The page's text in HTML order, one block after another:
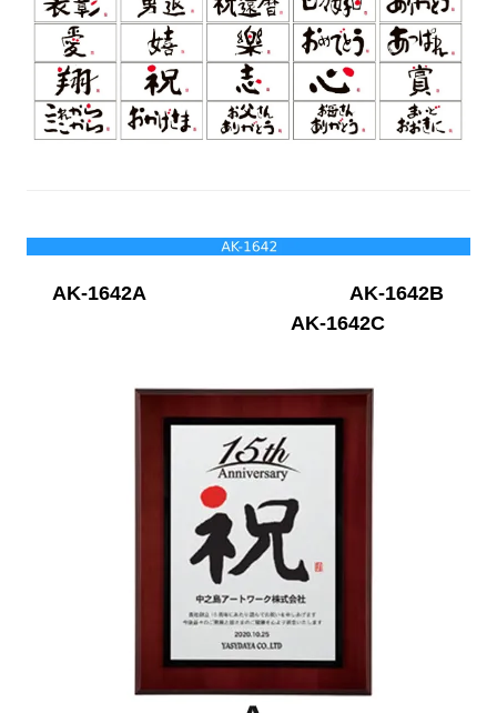
AK-1642A
AK-1642B
AK-1642C